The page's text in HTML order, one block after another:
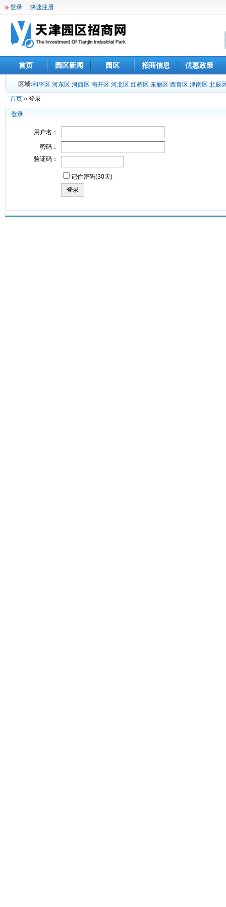
登录 |快速注册
首页 园区新闻 园区 招商信息 优惠政策
区域:和平区 河东区 河西区 南开区 河北区 红桥区 东丽区 西青区 津南区 北辰
首页 » 登录
登录
用户名：
密码：
验证码：
记住密码(30天)
登录